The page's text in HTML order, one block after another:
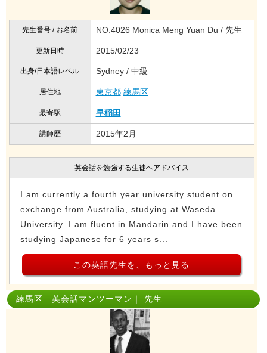
先生番号 / お名前 NO.4026 Monica Meng Yuan Du / 先生
更新日時 2015/02/23
出身/日本語レベル Sydney / 中級
居住地 東京都 練馬区
最寄駅 早稲田
講師歴 2015年2月
英会話を勉強する生徒へアドバイス
I am currently a fourth year university student on
exchange from Australia, studying at Waseda
University. I am fluent in Mandarin and I have been
studying Japanese for 6 years s...
この英語先生を、もっと見る
練馬区 英会話マンツーマン｜ 先生